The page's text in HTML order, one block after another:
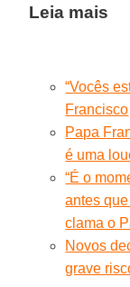
Leia mais
“Vocês
Francisco
Papa
é uma
“É o
antes
clama o
Novos
grave